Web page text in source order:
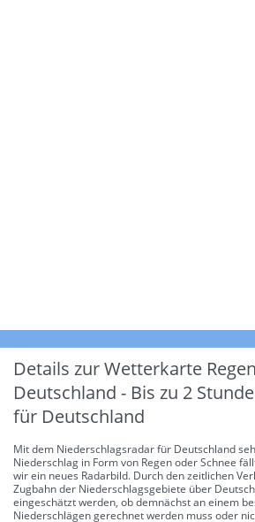
Details zur Wetterkarte
Deutschland - Bis zu 2
für Deutschland
Mit dem Niederschlagsradar für Deutschland
Niederschlag in Form von Regen oder Schnee
wir ein neues Radarbild. Durch den zeitlichen
Zugbahn der Niederschlagsgebiete über
eingeschätzt werden, ob demnächst an einem
Niederschlägen gerechnet werden muss oder